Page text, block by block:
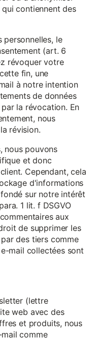
contiennent des
personnelles, le
(art. 6
révoquer votre
fin, une
à notre intention
de données
la révocation. En
nous
révision.
nous pouvons
et donc
Cependant, cela
d'informations
sur notre intérêt
1 lit. f DSGVO
aux
de supprimer les
des tiers comme
mail collectées sont
(lettre
web avec des
et produits, nous
comme